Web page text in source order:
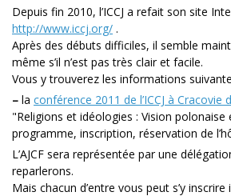
Depuis fin 2010, l’ICCJ a refait son site
http://www.iccj.org/ .
Après des débuts difficiles, il semble
même s’il n’est pas très clair et facile.
Vous y trouverez les informations
– la conférence 2011 de l’ICCJ à Cracovie
"Religions et idéologies : Vision polonaise
programme, inscription, réservation de
L’AJCF sera représentée par une
reparlerons.
Mais chacun d’entre vous peut s’y